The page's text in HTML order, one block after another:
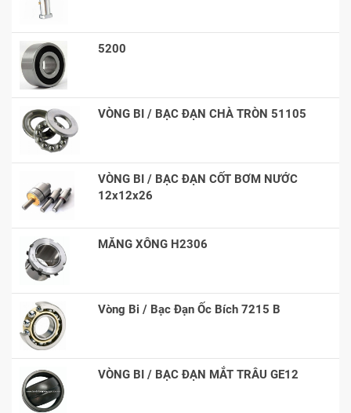
5200
VÒNG BI / BẠC ĐẠN CHÀ TRÒN 51105
VÒNG BI / BẠC ĐẠN CỐT BƠM NƯỚC
12x12x26
MĂNG XÔNG H2306
Vòng Bi / Bạc Đạn Ốc Bích 7215 B
VÒNG BI / BẠC ĐẠN MẮT TRÂU GE12